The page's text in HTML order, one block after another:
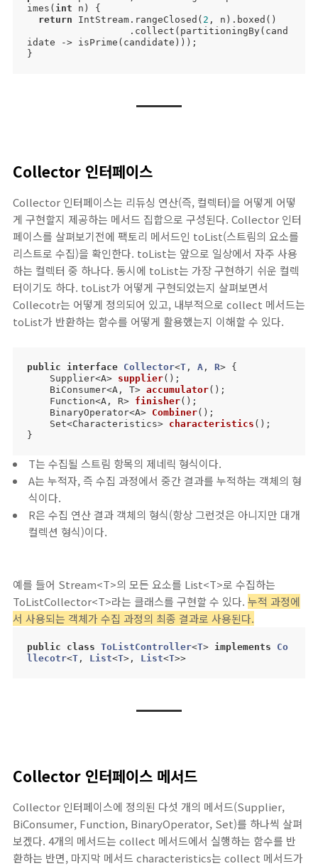
imes( int n) {
return IntStream.rangeClosed( 2 , n).boxed()
idate -> isPrime(candidate)));
}
Collector 인터페이스
Collector 인터페이스는 리듀싱 연산(즉, 컬렉터)을 어떻게 어떻
게 구현할지 제공하는 메서드 집합으로 구성된다. Collector 인터
페이스를 살펴보기전에 팩토리 메서드인 toList(스트림의 요소를
리스트로 수집)을 확인한다. toList는 앞으로 일상에서 자주 사용
하는 컬렉터 중 하나다. 동시에 toList는 가장 구현하기 쉬운 컬렉
터이기도 하다. toList가 어떻게 구현되었는지 살펴보면서
Collecotr는 어떻게 정의되어 있고, 내부적으로 collect 메서드는
toList가 반환하는 함수를 어떻게 활용했는지 이해할 수 있다.
public interface Collector<T , A , R> {
Supplier<A> supplier() ;
BiConsumer<A, T> accumulator() ;
Function<A, R> finisher() ;
BinaryOperator<A> Combiner() ;
Set<Characteristics> characteristics () ;
}
T는 수집될 스트림 항목의 제네릭 형식이다.
A는 누적자, 즉 수집 과정에서 중간 결과를 누적하는 객체의 형
식이다.
R은 수집 연산 결과 객체의 형식(항상 그런것은 아니지만 대개
컬렉션 형식)이다.
예를 들어 Stream<T>의 모든 요소를 List<T>로 수집하는
ToListCollector<T>라는 클래스를 구현할 수 있다. 누적 과정에
서 사용되는 객체가 수집 과정의 최종 결과로 사용된다.
public class ToListController<T> implements
Co
llecotr<T , List<T>, List<T>>
Collector 인터페이스 메서드
Collector 인터페이스에 정의된 다섯 개의 메서드(Supplier,
BiConsumer, Function, BinaryOperator, Set)를 하나씩 살펴
보겠다. 4개의 메서드는 collect 메서드에서 실행하는 함수를 반
환하는 반면, 마지막 메서드 characteristics는 collect 메서드가